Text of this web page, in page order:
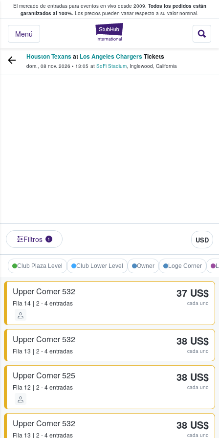
El mercado de entradas para eventos en vivo desde 2009. Todos los pedidos están
garantizados al 100%. Los precios pueden variar respecto a su valor nominal.
StubHub:
Menú
y venta de entradas entre fans
Houston Texansat Los Angeles ChargersTickets
dom., 08 nov. 2026 • 13:05 at SoFi Stadium, Inglewood, California
Filtros 1 USD
Club Plaza Level Club Lower Level Owner Loge Corner
Upper Corner 532
Fila 14 2 - 4 entradas
37 US$
cada uno
Upper Corner 532
Fila 13 2 - 4 entradas
38 US$
cada uno
Upper Corner 525
Fila 12 2 - 4 entradas
38 US$
cada uno
Upper Corner 532
Fila 13 2 - 4 entradas
38 US$
cada uno